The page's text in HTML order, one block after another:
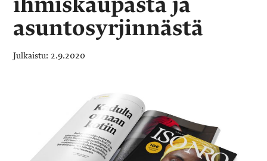
asuntosyrjinnästä
2.9.2020